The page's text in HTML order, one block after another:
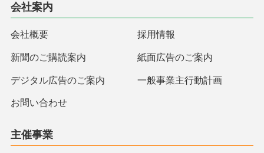
会社案内
会社概要 採用情報
新聞のご購読案内 紙面広告のご案内
デジタル広告のご案内 一般事業主行動計画
お問い合わせ
主催事業